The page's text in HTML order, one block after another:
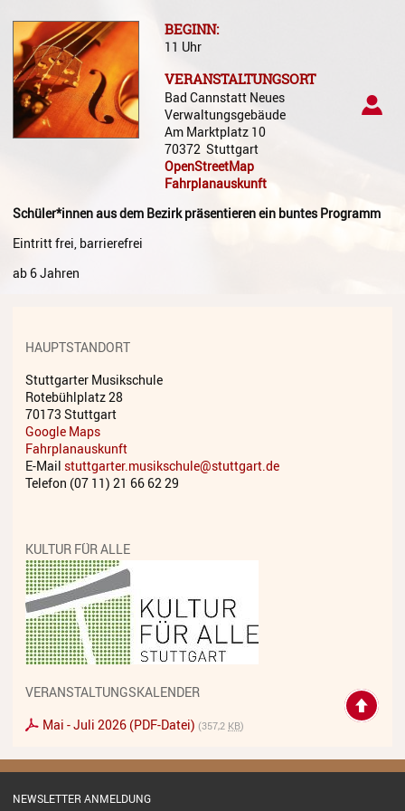
Instrumentenkarussell
Komposition
Musikproduktion, DJing und
Recording
Musiktheater - Stage
Coaching
Musiktheorie
Tasteninstrumente
Ensembles
Talentförderung
Ermäßigungen
BEGINN:
11 Uhr
VERANSTALTUNGSORT
Bad Cannstatt Neues
Verwaltungsgebäude
Am Marktplatz 10
70372 Stuttgart
OpenStreetMap
Fahrplanauskunft
Schüler*innen aus dem Bezirk präsentieren ein buntes Programm
Eintritt frei, barrierefrei
ab 6 Jahren
HAUPTSTANDORT
Stuttgarter Musikschule
Rotebühlplatz 28
70173 Stuttgart
Google Maps
Fahrplanauskunft
E-Mail stuttgarter.musikschule@stuttgart.de
Telefon (07 11) 21 66 62 29
KULTUR FÜR ALLE
VERANSTALTUNGSKALENDER
Mai - Juli 2026 (PDF-Datei) (357,2 KB)
NEWSLETTER ANMELDUNG